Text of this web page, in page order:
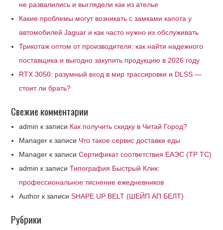
не развалились и выглядели как из ателье
Какие проблемы могут возникать с замками капота у
автомобилей Jaguar и как часто нужно их обслуживать
Трикотаж оптом от производителя: как найти надежного
поставщика и выгодно закупить продукцию в 2026 году
RTX 3050: разумный вход в мир трассировки и DLSS —
стоит ли брать?
Свежие комментарии
admin к записи Как получить скидку в Читай Город?
Manager к записи Что такое сервис доставки еды
Manager к записиСертификат соответствия ЕАЭС (ТР ТС)
admin к записиТипография Быстрый Клик:
профессиональное тиснение ежедневников
Author к записиSHAPE UP BELT (ШЕЙП АП БЕЛТ)
Рубрики